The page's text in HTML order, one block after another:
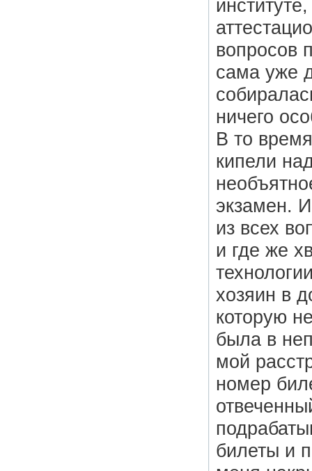
вопросов
сама уже
ничего
В то
кипели
экзамен.
из всех
и где же
хозяин в
которую
была в
мой
номер
билеты и